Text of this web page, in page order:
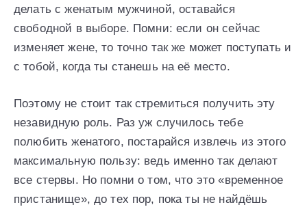
делать с женатым мужчиной, оставайся
свободной в выборе. Помни: если он сейчас
изменяет жене, то точно так же может поступать и
с тобой, когда ты станешь на её место.
Поэтому не стоит так стремиться получить эту
незавидную роль. Раз уж случилось тебе
полюбить женатого, постарайся извлечь из этого
максимальную пользу: ведь именно так делают
все стервы. Но помни о том, что это «временное
пристанище», до тех пор, пока ты не найдёшь